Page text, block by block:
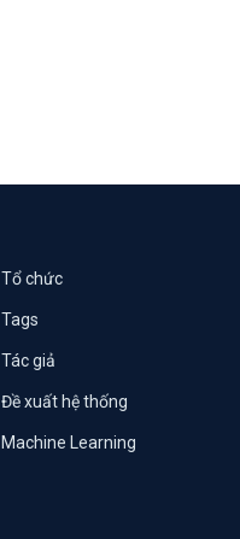
Tổ chức
Tags
Tác giả
Đề xuất hệ thống
Machine Learning